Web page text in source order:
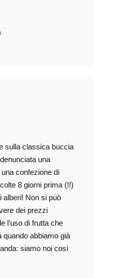
sulla classica buccia
una
una confezione di
8 giorni prima (!!)
alberi! Non si può
dei prezzi
l’uso di frutta che
quando abbiamo già
siamo noi così